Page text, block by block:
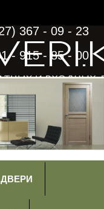
367 - 09 - 23
- 915 - 85 - 00